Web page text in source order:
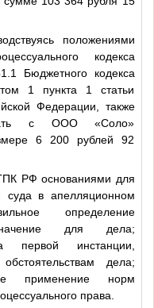
положениями
кодекса
Бюджетного кодекса
1 пункта 1 статьи
Федерации, также
с ООО «Соло»
6 200 рублей 92
РФ основаниями для
в апелляционном
определение
для дела;
первой инстанции,
дела;
применение норм
права.